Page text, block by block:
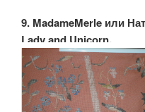
9. MadameMerle или
Lady and Unicorn.